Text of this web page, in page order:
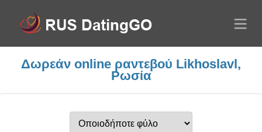
Δωρεάν online ραντεβού Likhoslavl,
Ρωσία